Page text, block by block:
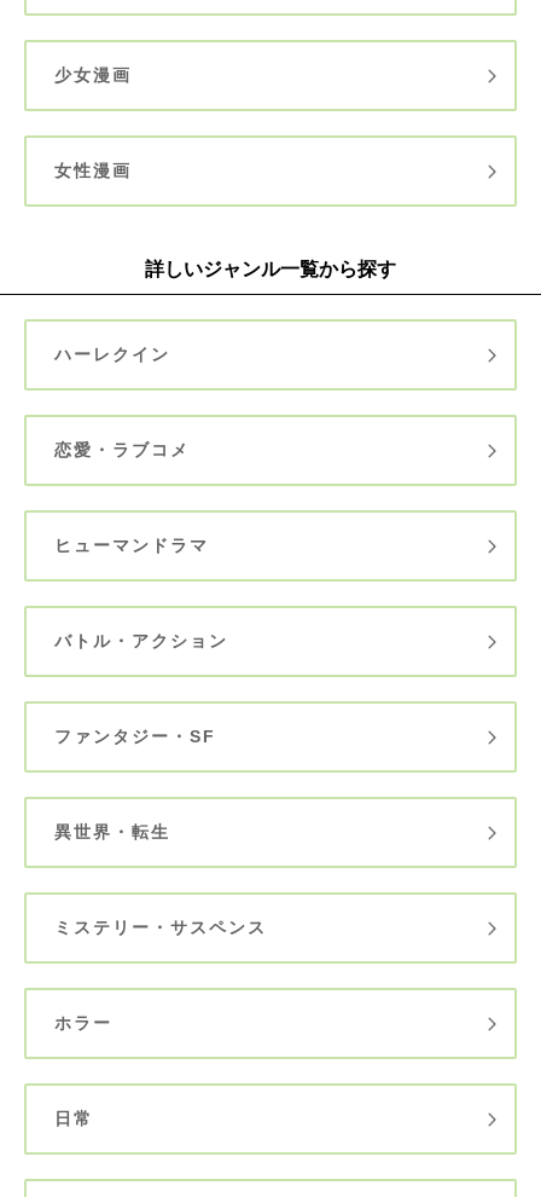
少女漫画
女性漫画
詳しいジャンル一覧から探す
ハーレクイン
恋愛・ラブコメ
ヒューマンドラマ
バトル・アクション
ファンタジー・SF
異世界・転生
ミステリー・サスペンス
ホラー
日常